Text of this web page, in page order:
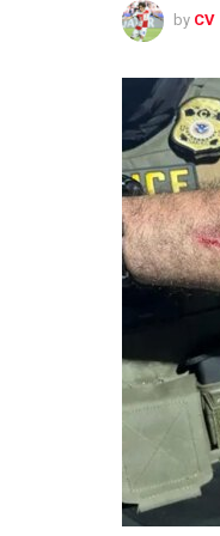
by CV